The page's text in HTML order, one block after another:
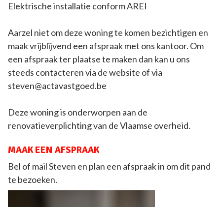
Elektrische installatie conform AREI
Aarzel niet om deze woning te komen bezichtigen en
maak vrijblijvend een afspraak met ons kantoor. Om
een afspraak ter plaatse te maken dan kan u ons
steeds contacteren via de website of via
steven@actavastgoed.be
Deze woning is onderworpen aan de
renovatieverplichting van de Vlaamse overheid.
MAAK EEN AFSPRAAK
Bel of mail Steven en plan een afspraak in om dit pand
te bezoeken.